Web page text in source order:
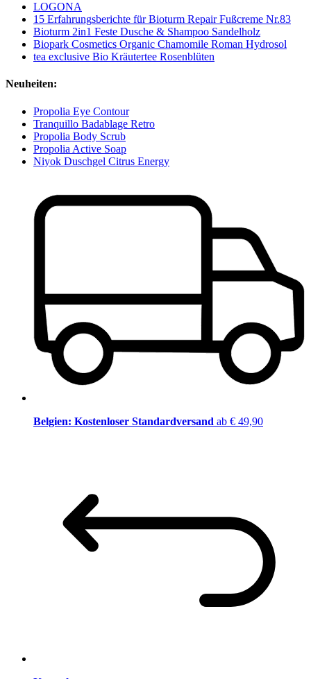
LOGONA
15 Erfahrungsberichte für Bioturm Repair Fußcreme Nr.83
Bioturm 2in1 Feste Dusche & Shampoo Sandelholz
Biopark Cosmetics Organic Chamomile Roman Hydrosol
tea exclusive Bio Kräutertee Rosenblüten
Neuheiten:
Propolia Eye Contour
Tranquillo Badablage Retro
Propolia Body Scrub
Propolia Active Soap
Niyok Duschgel Citrus Energy
Belgien: Kostenloser Standardversand ab € 49,90